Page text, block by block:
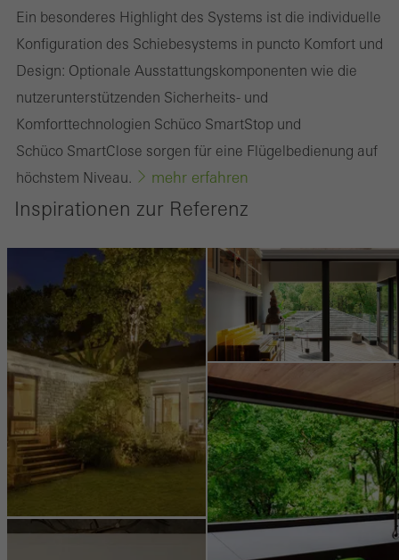
Ein besonderes Highlight des Systems ist die individuelle
Konfiguration des Schiebesystems in puncto Komfort und
Design: Optionale Ausstattungskomponenten wie die
nutzerunterstützenden Sicherheits- und
Komforttechnologien Schüco SmartStop und
Schüco SmartClose sorgen für eine Flügelbedienung auf
höchstem Niveau.
mehr erfahren
Inspirationen zur Referenz
Marketing / Drittanbieter Cookies
Marketing Cookies werden von Drittanbietern verwendet, um
personalisierte und ansprechende Werbung für den einzelnen
Nutzer anzuzeigen. Sie tun dies, indem sie Besucher über
Webseiten hinweg verfolgen. Dabei werden auch Dienste von
Drittanbietern eingebunden, die ihren Service eigenverantwortlich
erbringen.